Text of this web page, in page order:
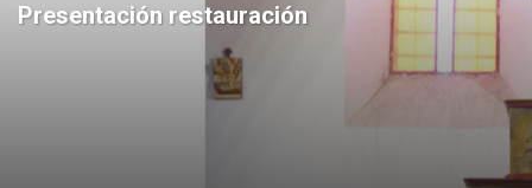
Presentación restauración